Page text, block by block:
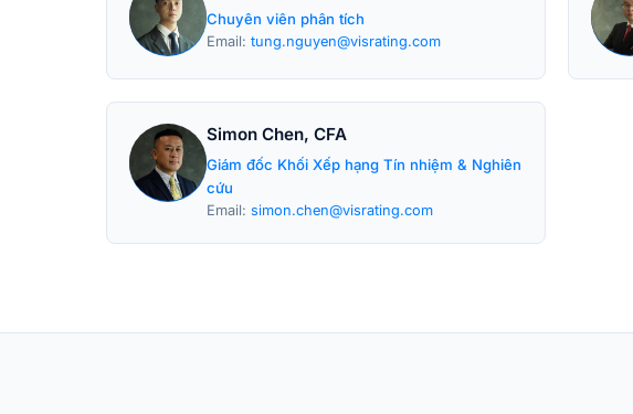
Chuyên viên phân tích
Email: tung.nguyen@visrating.com
Simon Chen, CFA
Giám đốc Khối Xếp hạng Tín nhiệm & Nghiên
cứu
Email: simon.chen@visrating.com